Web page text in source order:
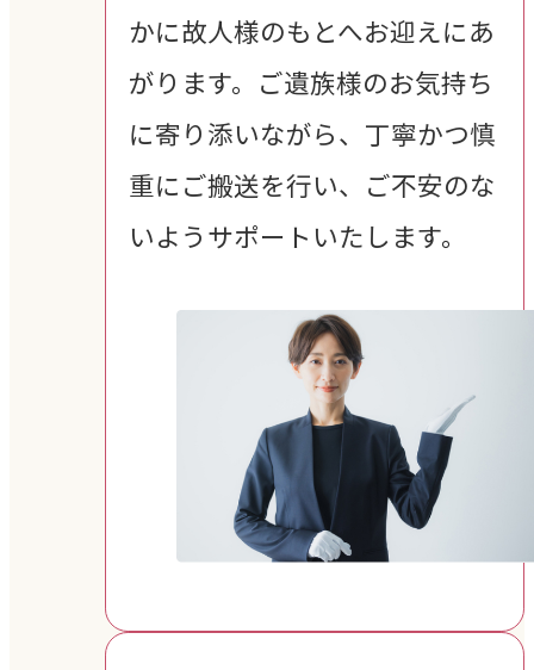
かに故人様のもとへお迎えにあ
がります。ご遺族様のお気持ち
に寄り添いながら、丁寧かつ慎
重にご搬送を行い、ご不安のな
いようサポートいたします。